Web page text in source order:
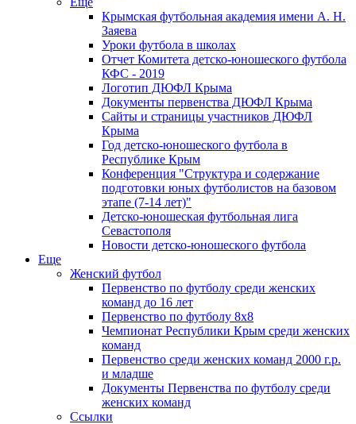
Крымская футбольная академия имени А. Н.
Заяева
Уроки футбола в школах
Отчет Комитета детско-юношеского футбола
КФС - 2019
Логотип ДЮФЛ Крыма
Документы первенства ДЮФЛ Крыма
Сайты и страницы участников ДЮФЛ
Крыма
Год детско-юношеского футбола в
Республике Крым
Конференция "Структура и содержание
подготовки юных футболистов на базовом
этапе (7-14 лет)"
Детско-юношеская футбольная лига
Севастополя
Новости детско-юношеского футбола
Еще
Женский футбол
Первенство по футболу среди женских
команд до 16 лет
Первенство по футболу 8х8
Чемпионат Республики Крым среди женских
команд
Первенство среди женских команд 2000 г.р.
и младше
Документы Первенства по футболу среди
женских команд
Ссылки